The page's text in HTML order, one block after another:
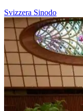
Svizzera Sinodo